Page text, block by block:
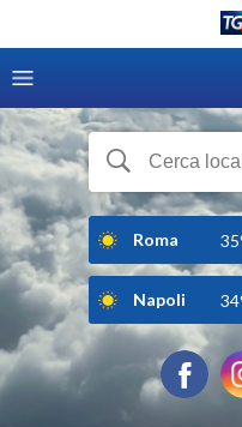
Roma
Napoli